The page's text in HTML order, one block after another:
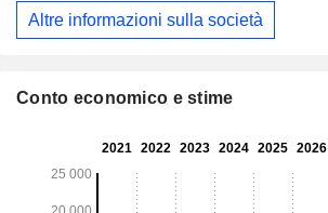
Altre informazioni sulla società
Conto economico e stime